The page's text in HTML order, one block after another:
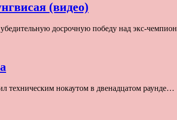
(видео)
досрочную победу над экс-
техническим нокаутом в двенадцатом раунде…